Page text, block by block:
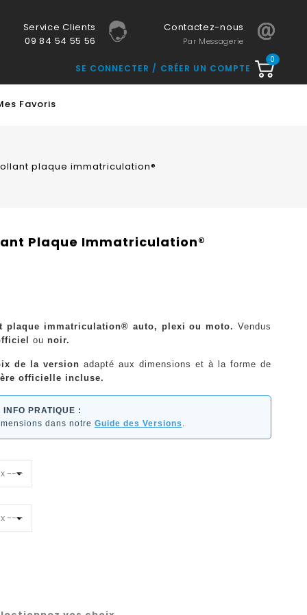
Service Clients
09 84 54 55 56
Contactez-nous
Par Messagerie
0
SE CONNECTER CRÉER UN COMPTE
Favoris
plaque immatriculation®
Plaque Immatriculation®
plaque immatriculation® auto, plexi ou moto. Vendus
ou noir.
de la version adapté aux dimensions et à la forme de
officielle incluse.
INFO PRATIQUE :
dans notre Guide des Versions